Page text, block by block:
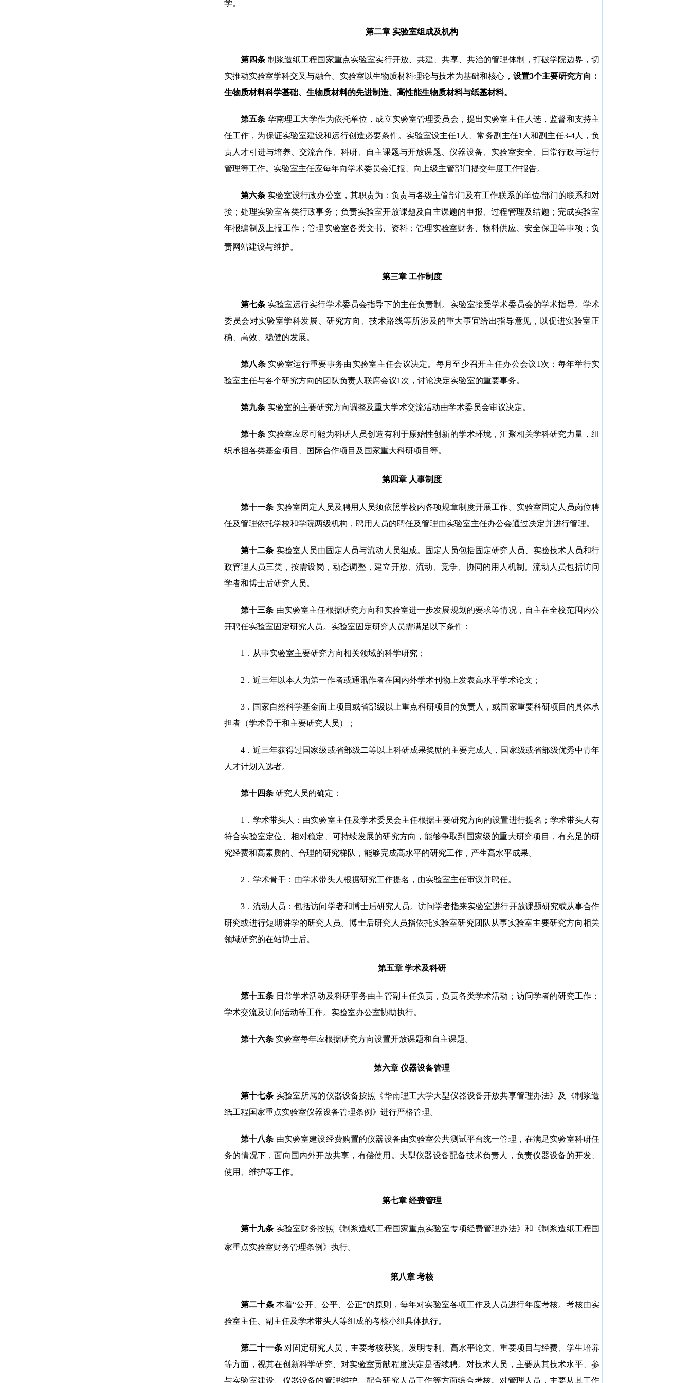
学。
第二章 实验室组成及机构
第四条 制浆造纸工程国家重点实验室实行开放、共建、共享、共治的管理体制，打破学院边界，切
实推动实验室学科交叉与融合。 实验室以生物质材料理论与技术为基础和核心， 设置3个主要研究方向：
生物质材料科学基础、生物质材料的先进制造、高性能生物质材料与纸基材料。
第五条 华南理工大学作为依托单位，成立实验室管理委员会，提出实验室主任人选，监督和支持主
任工作，为保证实验室建设和运行创造必要条件。 实验室设主任1 人、常务副主任1 人和副主任3-4人，负
责人才引进与培养、交流合作、科研、自主课题与开放课题、仪器设备、实验室安全、日常行政与运行
管理等工作。 实验室主任应每年向学术委员会汇报、向上级主管部门提交年度工作报告。
第六条 实验室设行政办公室，其职责为：负责与各级主管部门及有工作联系的单位/部门的联系和对
接；处理实验室各类行政事务；负责实验室开放课题及自主课题的申报、过程管理及结题；完成实验室
年报编制及上报工作；管理实验室各类文书、资料；管理实验室财务、物料供应、安全保卫等事项 ； 负
责网站建设与维护。
第三章 工作制度
第七条 实验室运行实行学术委员会指导下的主任负责制。实验室接受学术委员会的学术指导。学术
委员会对实验室学科发展、研究方向、技术路线等所涉及的重大事宜给出指导意见，以促进实验室正
确、高效、稳健的发展。
第八条 实验室运行重要事务由实验室主任会议决定。每月至少召开主任办公会议1 次；每年举行实
验室主任与各个研究方向的团队负责人联席会议1 次，讨论决定实验室的重要事务。
第九条 实验室的主要研究方向调整及重大学术交流活动由学术委员会审议决定。
第十条 实验室应尽可能为科研人员创造有利于原始性创新的学术环境，汇聚相关学科研究力量，组
织承担各类基金项目、国际合作项目及国家重大科研项目等。
第四章 人事制度
第十一条 实验室固定人员及聘用人员须依照学校内各项规章制度开展工作。实验室固定人员岗位聘
任及管理依托学校和学院两级机构，聘用人员的聘任及管理由实验室主任办公会通过决定并进行管理。
第十二条 实验室人员由固定人员与流动人员组成。固定人员包括固定研究人员、实验技术人员和行
政管理人员三类， 按需设岗，动态调整，建立开放、流动、竞争 协同的用人机制。流动人员包括访问
学者和博士后研究人员。
第十三条 由实验室主任根据研究方向和实验室进一步发展规划的要求等情况，自主在全校范围内公
开聘任实验室固定研究人员。实验室固定研究人员需满足以下条件：
1 ． 从事实验室主要研究方向相关领域的科学研究；
2 ． 近三年以本人为第一作者或通讯作者在国内外学术刊物上发表高水平学术论文；
3 ． 国家自然科学基金面上项目或省部级以上重点科研项目的负责人，或国家重要科研项目的具体承
担者（学术骨干和主要研究人员）；
4 ．近三年获得过国家级或省部级二等以上科研成果奖励的主要完成人，国家级或省部级优秀中青年
人才计划入选者。
第十四条 研究人员的确定：
1 ．学术带头人：由实验室主任及学术委员会主任根据主要研究方向的设置进行提名；学术带头人有
符合实验室定位、相对稳定、可持续发展的研究方向，能够争取到国家级的重大研究项目，有充足的研
究经费和高素质的、合理的研究梯队，能够完成高水平的研究工作，产生高水平成果。
2 ． 学术骨干：由学术带头人根据研究工作提名，由实验室主任审议并聘任。
3 ．流动人员：包括访问学者和博士后研究人员。访问学者指来实验室进行开放课题研究或从事合作
研究或进行短期讲学的研究人员。博士后研究人员指依托实验室研究团队从事实验室主要研究方向相关
领域研究的在站博士后。
第五章 学术及科研
第十五条 日常学术活动及科研事务由主管副主任负责，负责各类学术活动；访问学者的研究工作；
学术交流及访问活动等工作。实验室办公室协助执行。
第十六条 实验室每年应根据研究方向设置开放课题和自主课题。
第六章 仪器设备管理
第十七条 实验室所属的仪器设备按照《华南理工大学大型仪器设备开放共享管理办法》及《制浆造
纸工程国家重点实验室仪器设备管理条例 》进行严格管理。
第十八条 由实验室建设经费购置的仪器设备由实验室公共测试平台统一管理，在满足实验室科研任
务的情况下，面向国内外开放共享，有偿使用。大型仪器设备配备技术负责人，负责仪器设备的开发、
使用、维护等工作。
第七章 经费管理
第十九条 实验室财务按照《制浆造纸工程国家重点实验室专项经费管理办法》和《制浆造纸工程国
家重点实验室财务管理条例》执行。
第八章 考核
第二十条 本着“公开、公平、公正”的原则，每年对实验室各项工作及人员进行年度考核。考核由实
验室主任、副主任及学术带头人等组成的考核小组具体执行。
第二十一条 对固定研究人员，主要考核获奖、发明专利、高水平论文、重要项目与经费、学生培养
等方面，视其在创新科学研究、对实验室贡献程度决定是否续聘。对技术人员，主要从其技术水平、参
与实验室建设、仪器设备的管理维护、配合研究人员工作等方面综合考核。对管理人员，主要从其工作